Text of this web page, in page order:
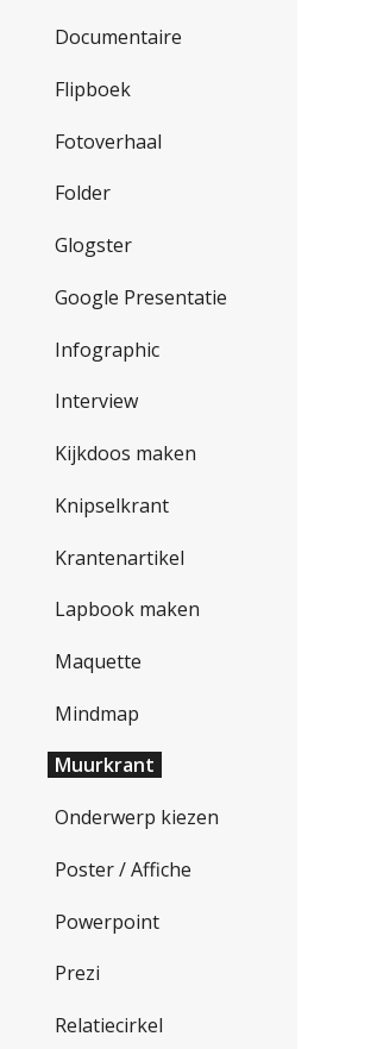
Documentaire
Flipboek
Fotoverhaal
Folder
Glogster
Google Presentatie
Infographic
Interview
Kijkdoos maken
Knipselkrant
Krantenartikel
Lapbook maken
Maquette
Mindmap
Muurkrant
Onderwerp kiezen
Poster / Affiche
Powerpoint
Prezi
Relatiecirkel